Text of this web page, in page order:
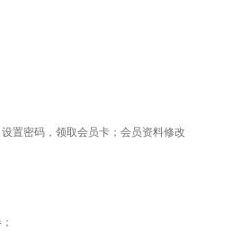
置密码，领取会员卡；会员资料修改